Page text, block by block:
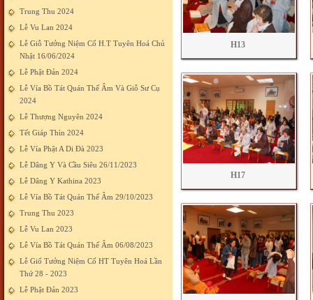
Trung Thu 2024
Lễ Vu Lan 2024
Lễ Giỗ Tưởng Niệm Cố H.T Tuyên Hoá Chủ
Nhật 16/06/2024
Lễ Phật Đản 2024
Lễ Vía Bồ Tát Quán Thế Âm Và Giỗ Sư Cụ
2024
Lễ Thượng Nguyên 2024
Tết Giáp Thìn 2024
Lễ Vía Phật A Di Đà 2023
Lễ Dâng Y Và Cầu Siêu 26/11/2023
Lễ Dâng Y Kathina 2023
Lễ Vía Bồ Tát Quán Thế Âm 29/10/2023
Trung Thu 2023
Lễ Vu Lan 2023
Lễ Vía Bồ Tát Quán Thế Âm 06/08/2023
Lễ Giố Tưởng Niệm Cố HT Tuyên Hoá Lần
Thứ 28 - 2023
Lễ Phật Đản 2023
H13
H17